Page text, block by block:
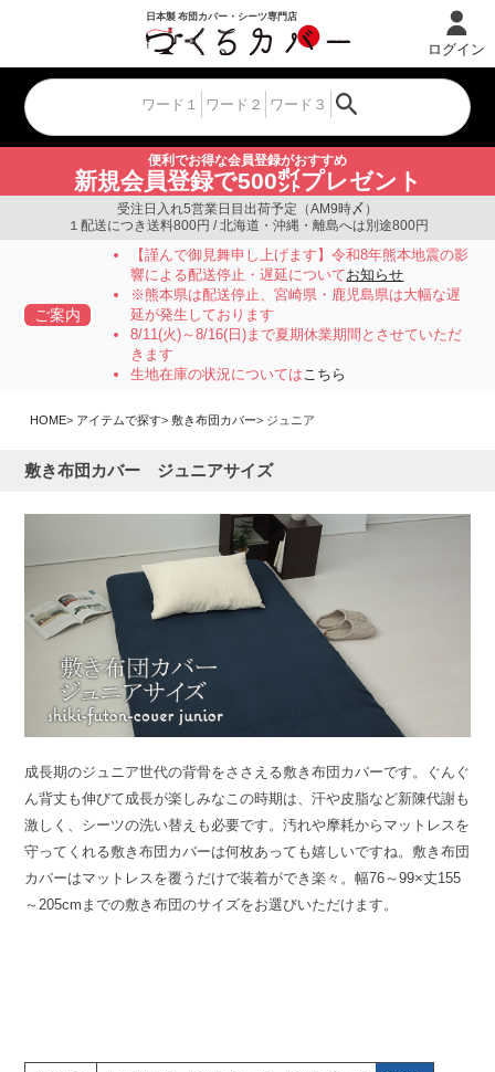
便利でお得な会員登録がおすすめ
新規会員登録で500㌽プレゼント
ログイン
受注日入れ5営業日目出荷予定（AM9時〆）
１配送につき送料800円 / 北海道・沖縄・離島へは別途800円
ご案内
【謹んで御見舞申し上げます】令和8年熊本地震の影
響による配送停止・遅延についてお知らせ
※熊本県は配送停止、宮崎県・鹿児島県は大幅な遅
延が発生しております
8/11(火)～8/16(日)まで夏期休業期間とさせていただ
きます
生地在庫の状況についてはこちら
HOME アイテムで探す 敷き布団カバー ジュニア
敷き布団カバー ジュニアサイズ
成長期のジュニア世代の背骨をささえる敷き布団カバーです。ぐんぐ
ん背丈も伸びて成長が楽しみなこの時期は、汗や皮脂など新陳代謝も
激しく、シーツの洗い替えも必要です。汚れや摩耗からマットレスを
守ってくれる敷き布団カバーは何枚あっても嬉しいですね。敷き布団
カバーはマットレスを覆うだけで装着ができ楽々。幅76～99×丈155
～205cmまでの敷き布団のサイズをお選びいただけます。